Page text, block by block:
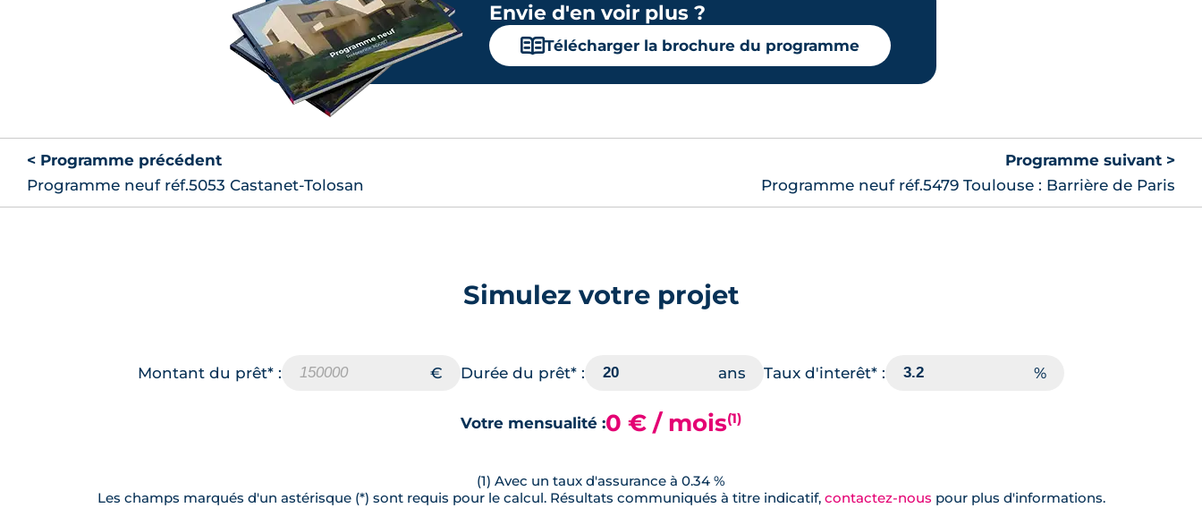
Envie d'en voir plus ?
📖Télécharger la brochure du programme
< Programme précédent
Programme neuf réf.5053 Castanet-Tolosan
Programme suivant >
Programme neuf réf.5479 Toulouse : Barrière de Paris
Simulez votre projet
Montant du prêt* : Durée du prêt* : Taux d'interêt* :
Votre mensualité :0 € / mois(1)
(1) Avec un taux d'assurance à 0.34 %
Les champs marqués d'un astérisque (*) sont requis pour le calcul. Résultats communiqués à titre indicatif, contactez-nous pour plus d'informations.